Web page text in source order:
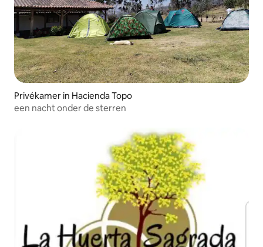
Privékamer in Hacienda Topo
een nacht onder de sterren